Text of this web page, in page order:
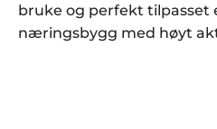
bruke og perfekt tilpasset
næringsbygg med høyt